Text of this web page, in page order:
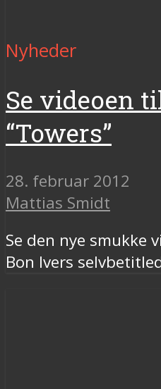
Nyheder
Se videoen
“Towers”
28. februar 2012
Mattias Smidt
Se den nye smukke
Bon Ivers